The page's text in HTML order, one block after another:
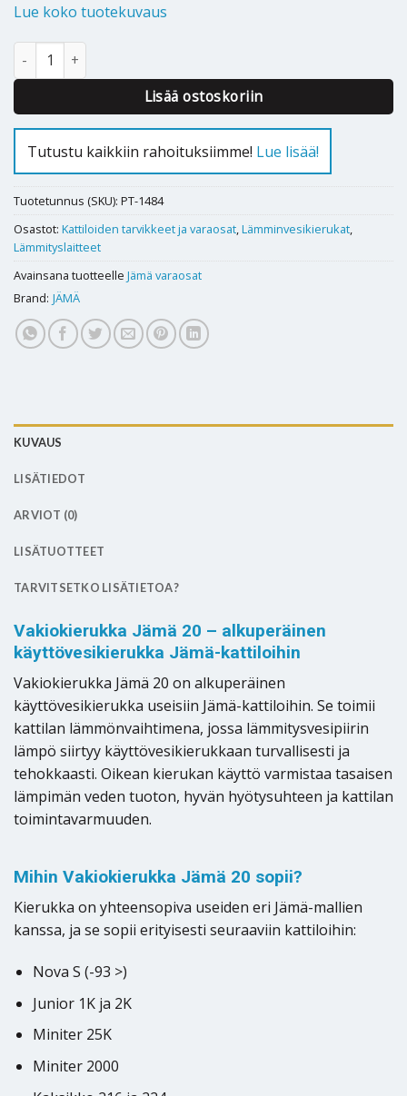
Lue koko tuotekuvaus
Vakiokierukka Jämä 20 määrä
Lisää ostoskoriin
Tutustu kaikkiin rahoituksiimme! Lue lisää!
Tuotetunnus (SKU): PT-1484
Osastot: Kattiloiden tarvikkeet ja varaosat,Lämminvesikierukat,
Lämmityslaitteet
Avainsana tuotteelle Jämä varaosat
Brand: JÄMÄ
KUVAUS
LISÄTIEDOT
ARVIOT (0)
LISÄTUOTTEET
TARVITSETKO LISÄTIETOA?
Vakiokierukka Jämä 20 – alkuperäinen
käyttövesikierukka Jämä-kattiloihin
Vakiokierukka Jämä 20 on alkuperäinen
käyttövesikierukka useisiin Jämä-kattiloihin. Se toimii
kattilan lämmönvaihtimena, jossa lämmitysvesipiirin
lämpö siirtyy käyttövesikierukkaan turvallisesti ja
tehokkaasti. Oikean kierukan käyttö varmistaa tasaisen
lämpimän veden tuoton, hyvän hyötysuhteen ja kattilan
toimintavarmuuden.
Mihin Vakiokierukka Jämä 20 sopii?
Kierukka on yhteensopiva useiden eri Jämä-mallien
kanssa, ja se sopii erityisesti seuraaviin kattiloihin:
Nova S (-93 >)
Junior 1K ja 2K
Miniter 25K
Miniter 2000